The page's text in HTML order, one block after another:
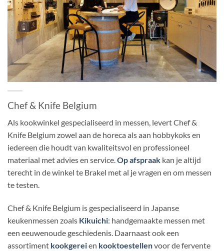
Chef & Knife Belgium
Als kookwinkel gespecialiseerd in messen, levert Chef &
Knife Belgium zowel aan de horeca als aan hobbykoks en
iedereen die houdt van kwaliteitsvol en professioneel
materiaal met advies en service.Op afspraak kan je altijd
terecht in de winkel te Brakel met al je vragen en om messen
te testen.
Chef & Knife Belgium is gespecialiseerd in Japanse
keukenmessen zoals Kikuichi: handgemaakte messen met
een eeuwenoude geschiedenis. Daarnaast ook een
assortiment kookgereien kooktoestellenvoor de fervente